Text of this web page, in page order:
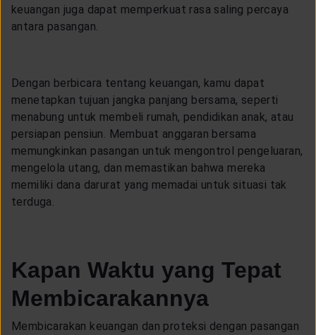
keuangan juga dapat memperkuat rasa saling percaya
antara pasangan.
Dengan berbicara tentang keuangan, kamu dapat
menetapkan tujuan jangka panjang bersama, seperti
menabung untuk membeli rumah, pendidikan anak, atau
persiapan pensiun. Membuat anggaran bersama
memungkinkan pasangan untuk mengontrol pengeluaran,
mengelola utang, dan memastikan bahwa mereka
memiliki dana darurat yang memadai untuk situasi tak
terduga.
Kapan Waktu yang Tepat
Membicarakannya
Membicarakan keuangan dan proteksi dengan pasangan